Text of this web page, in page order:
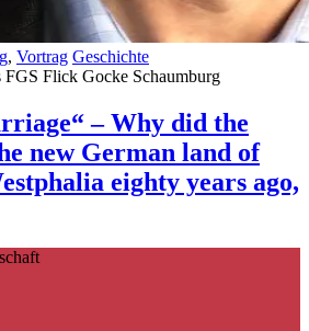
, Vortrag Geschichte
FGS Flick Gocke Schaumburg
– Why did the
new German land of
eighty years ago,